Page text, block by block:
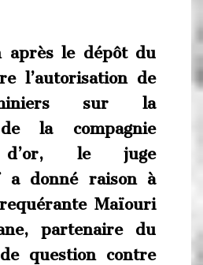
après le dépôt du
l’autorisation de
sur la
de la compagnie
d’or, le juge
a donné raison à
requérante Maïouri
partenaire du
question contre